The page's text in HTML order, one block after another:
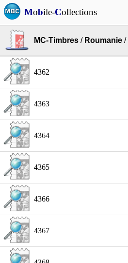
Mobile-Collections
MC-Timbres / Roumanie /
4362
4363
4364
4365
4366
4367